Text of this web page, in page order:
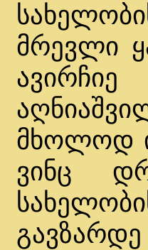
მრევლი
მხოლოდ
ვინც